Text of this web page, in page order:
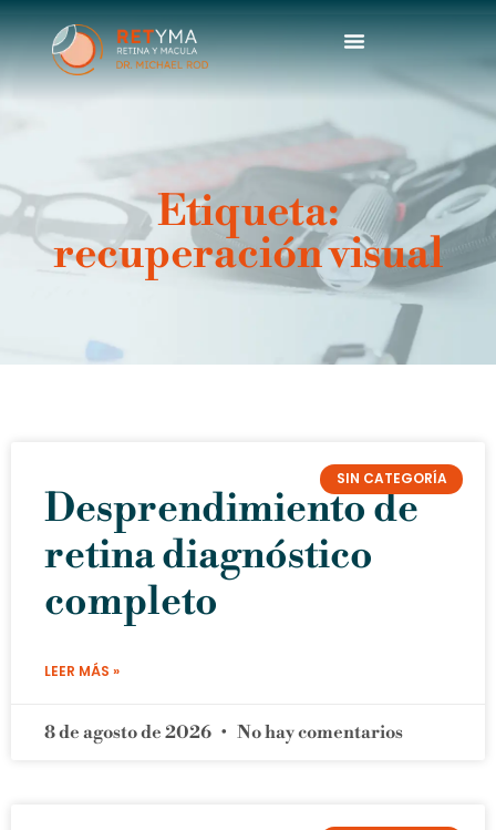
contenido
Etiqueta:
recuperación visual
SIN CATEGORÍA
Desprendimiento de
retina diagnóstico
completo
LEER MÁS »
8 de agosto de 2026 No hay comentarios